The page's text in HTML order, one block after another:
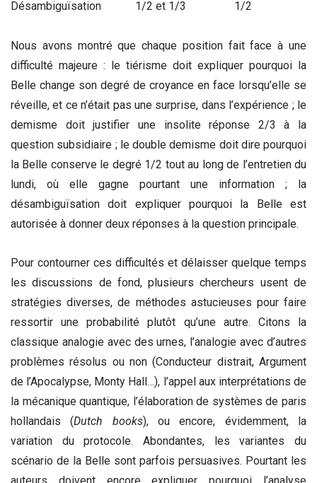
Désambiguïsation 1/2 et 1/3 1/2
Nous avons montré que chaque position fait face à une
difficulté majeure : le tiérisme doit expliquer pourquoi la
Belle change son degré de croyance en face lorsqu’elle se
réveille, et ce n’était pas une surprise, dans l’expérience ; le
demisme doit justifier une insolite réponse 2/3 à la
question subsidiaire ; le double demisme doit dire pourquoi
la Belle conserve le degré 1/2 tout au long de l’entretien du
lundi, où elle gagne pourtant une information ; la
désambiguïsation doit expliquer pourquoi la Belle est
autorisée à donner deux réponses à la question principale.
Pour contourner ces difficultés et délaisser quelque temps
les discussions de fond, plusieurs chercheurs usent de
stratégies diverses, de méthodes astucieuses pour faire
ressortir une probabilité plutôt qu’une autre. Citons la
classique analogie avec des urnes, l’analogie avec d’autres
problèmes résolus ou non (Conducteur distrait, Argument
de l’Apocalypse, Monty Hall…), l’appel aux interprétations de
la mécanique quantique, l’élaboration de systèmes de paris
hollandais (Dutch books), ou encore, évidemment, la
variation du protocole. Abondantes, les variantes du
scénario de la Belle sont parfois persuasives. Pourtant les